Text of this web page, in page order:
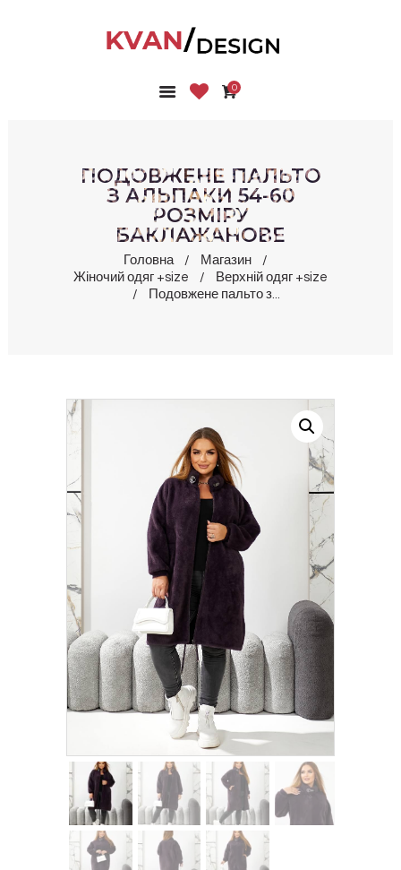
0
ПОДОВЖЕНЕ ПАЛЬТО
З АЛЬПАКИ 54-60
РОЗМІРУ
БАКЛАЖАНОВЕ
Головна
Магазин
Жіночий одяг +size
Верхній одяг +size
Подовжене пальто з...
ГОЛОВНА
ПРО НАС
КОНТАКТИ
КАБІНЕТ